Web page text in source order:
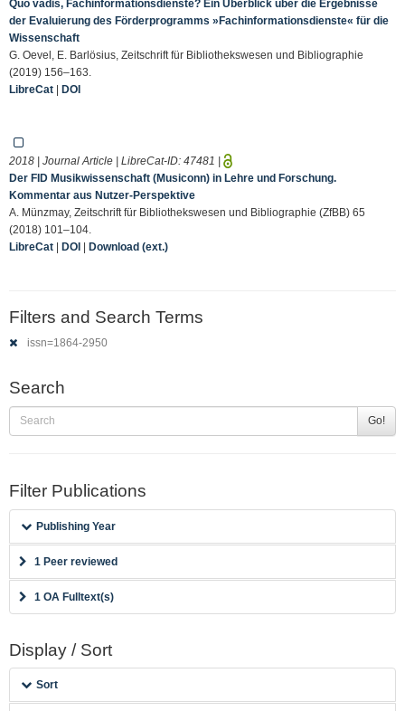
Quo vadis, Fachinformationsdienste? Ein Überblick über die Ergebnisse
der Evaluierung des Förderprogramms »Fachinformationsdienste« für die
Wissenschaft
G. Oevel, E. Barlösius, Zeitschrift für Bibliothekswesen und Bibliographie
(2019) 156–163.
LibreCat | DOI
2018 | Journal Article | LibreCat-ID: 47481 |
Der FID Musikwissenschaft (Musiconn) in Lehre und Forschung.
Kommentar aus Nutzer-Perspektive
A. Münzmay, Zeitschrift für Bibliothekswesen und Bibliographie (ZfBB) 65
(2018) 101–104.
LibreCat | DOI | Download (ext.)
Filters and Search Terms
issn=1864-2950
Search
Go!
Filter Publications
Publishing Year
1 Peer reviewed
1 OA Fulltext(s)
Display / Sort
Sort